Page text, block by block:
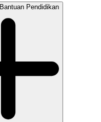
Pendidikan